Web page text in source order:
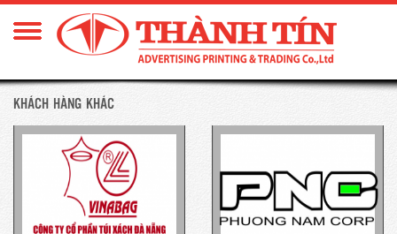
KHÁCH HÀNG KHÁC